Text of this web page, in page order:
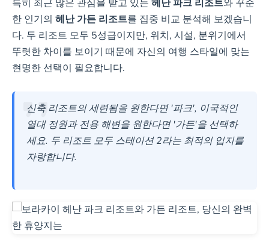
마사지
특가 확인하기
헤난 가든 리조트 (Henann
Garden Resort)
화이트 비치 접근성 굿
특히 최근 많은 관심을 받고 있는 헤난 파크 리조트와 꾸준
한 인기의 헤난 가든 리조트를 집중 비교 분석해 보겠습니
다. 두 리조트 모두 5성급이지만, 위치, 시설, 분위기에서
뚜렷한 차이를 보이기 때문에 자신의 여행 스타일에 맞는
현명한 선택이 필요합니다.
신축 리조트의 세련됨을 원한다면 '파크', 이국적인
열대 정원과 전용 해변을 원한다면 '가든'을 선택하
세요. 두 리조트 모두 스테이션 2라는 최적의 입지를
자랑합니다.